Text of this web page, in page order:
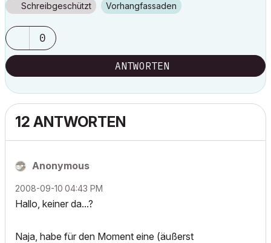
Schreibgeschützt Vorhangfassaden
0
ANTWORTEN
12 ANTWORTEN
Anonymous
‎2008-09-10 04:43 PM
Hallo, keiner da...?
Naja, habe für den Moment eine (äußerst